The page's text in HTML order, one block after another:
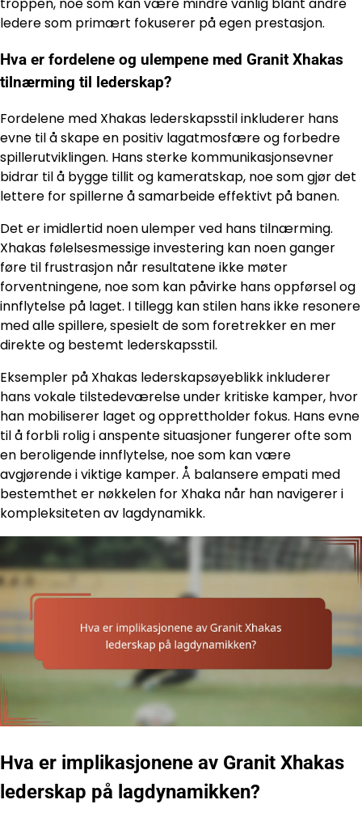
troppen, noe som kan være mindre vanlig blant andre
ledere som primært fokuserer på egen prestasjon.
Hva er fordelene og ulempene med Granit Xhakas
tilnærming til lederskap?
Fordelene med Xhakas lederskapsstil inkluderer hans
evne til å skape en positiv lagatmosfære og forbedre
spillerutviklingen. Hans sterke kommunikasjonsevner
bidrar til å bygge tillit og kameratskap, noe som gjør det
lettere for spillerne å samarbeide effektivt på banen.
Det er imidlertid noen ulemper ved hans tilnærming.
Xhakas følelsesmessige investering kan noen ganger
føre til frustrasjon når resultatene ikke møter
forventningene, noe som kan påvirke hans oppførsel og
innflytelse på laget. I tillegg kan stilen hans ikke resonere
med alle spillere, spesielt de som foretrekker en mer
direkte og bestemt lederskapsstil.
Eksempler på Xhakas lederskapsøyeblikk inkluderer
hans vokale tilstedeværelse under kritiske kamper, hvor
han mobiliserer laget og opprettholder fokus. Hans evne
til å forbli rolig i anspente situasjoner fungerer ofte som
en beroligende innflytelse, noe som kan være
avgjørende i viktige kamper. Å balansere empati med
bestemthet er nøkkelen for Xhaka når han navigerer i
kompleksiteten av lagdynamikk.
Hva er implikasjonene av Granit Xhakas
lederskap på lagdynamikken?